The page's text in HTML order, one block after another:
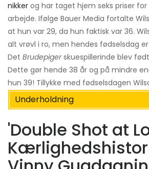
nikker og har taget hjem seks priser
arbejde. Ifølge Bauer Media fortalte
at hun var 29, da hun faktisk var 36.
alt vrøvl i ro, men hendes fødselsdag
Det Brudepigerskuespillerinde blev
Dette gør hende 38 år og på mindre
hun 39! Tillykke med fødselsdagen
Underholdning
'Double Shot at